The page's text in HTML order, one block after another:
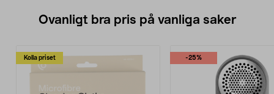
Ovanligt bra pris på vanliga saker
Kolla priset -25%